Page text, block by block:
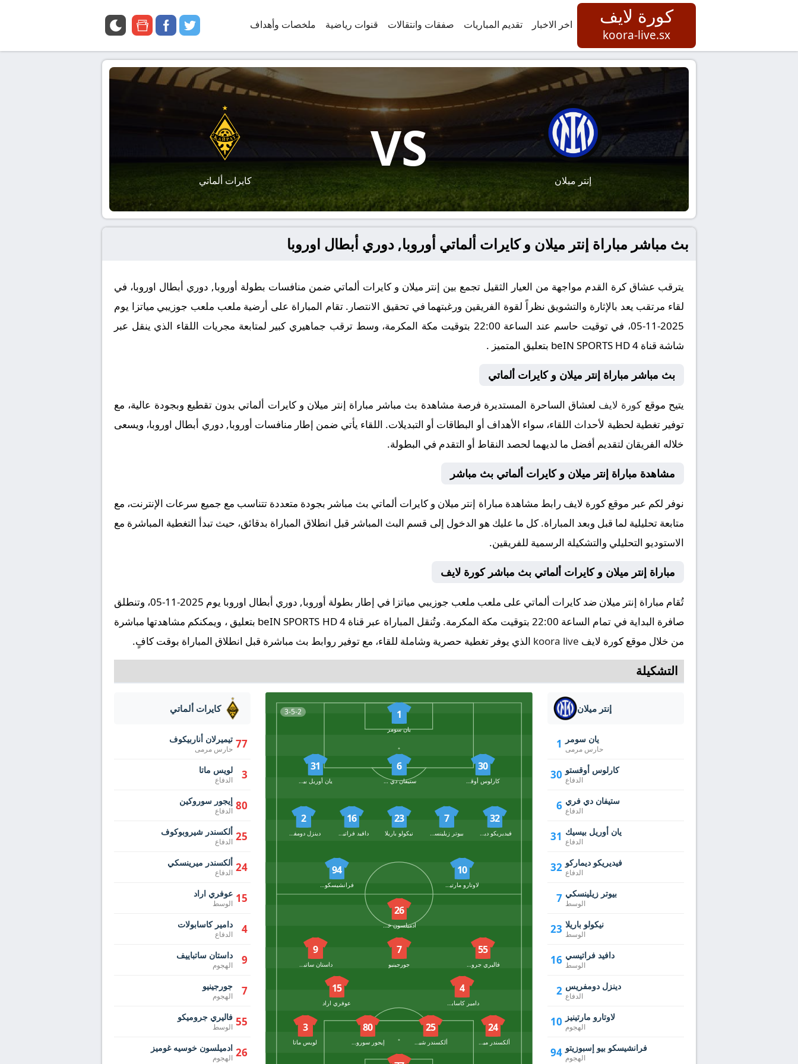
كورة لايف
koora-live.sx
اخر الاخبار تقديم المباريات صفقات وانتقالات قنوات رياضية ملخصات وأهداف twitter
facebook
google
إنتر ميلان
VS
كايرات ألماتي
بث مباشر مباراة إنتر ميلان و كايرات ألماتي أوروبا, دوري أبطال اوروبا
يترقب عشاق كرة القدم مواجهة من العيار الثقيل تجمع بين إنتر ميلان و كايرات ألماتي ضمن منافسات بطولة أوروبا, دوري أبطال اوروبا، في
لقاء مرتقب يعد بالإثارة والتشويق نظراً لقوة الفريقين ورغبتهما في تحقيق الانتصار. تقام المباراة على أرضية ملعب ملعب جوزيبي مياتزا يوم
2025-11-05، في توقيت حاسم عند الساعة 22:00 بتوقيت مكة المكرمة، وسط ترقب جماهيري كبير لمتابعة مجريات اللقاء الذي ينقل عبر
شاشة قناة beIN SPORTS HD 4 بتعليق المتميز .
بث مباشر مباراة إنتر ميلان و كايرات ألماتي
يتيح موقع كورة لايف لعشاق الساحرة المستديرة فرصة مشاهدة بث مباشر مباراة إنتر ميلان و كايرات ألماتي بدون تقطيع وبجودة عالية، مع
توفير تغطية لحظية لأحداث اللقاء، سواء الأهداف أو البطاقات أو التبديلات. اللقاء يأتي ضمن إطار منافسات أوروبا, دوري أبطال اوروبا، ويسعى
خلاله الفريقان لتقديم أفضل ما لديهما لحصد النقاط أو التقدم في البطولة.
مشاهدة مباراة إنتر ميلان و كايرات ألماتي بث مباشر
نوفر لكم عبر موقع كورة لايف رابط مشاهدة مباراة إنتر ميلان و كايرات ألماتي بث مباشر بجودة متعددة تتناسب مع جميع سرعات الإنترنت، مع
متابعة تحليلية لما قبل وبعد المباراة. كل ما عليك هو الدخول إلى قسم البث المباشر قبل انطلاق المباراة بدقائق، حيث تبدأ التغطية المباشرة مع
الاستوديو التحليلي والتشكيلة الرسمية للفريقين.
مباراة إنتر ميلان و كايرات ألماتي بث مباشر كورة لايف
تُقام مباراة إنتر ميلان ضد كايرات ألماتي على ملعب ملعب جوزيبي مياتزا في إطار بطولة أوروبا, دوري أبطال اوروبا يوم 2025-11-05، وتنطلق
صافرة البداية في تمام الساعة 22:00 بتوقيت مكة المكرمة. وتُنقل المباراة عبر قناة beIN SPORTS HD 4 بتعليق ، ويمكنكم مشاهدتها مباشرة
من خلال موقع كورة لايف koora live الذي يوفر تغطية حصرية وشاملة للقاء، مع توفير روابط بث مباشرة قبل انطلاق المباراة بوقت كافٍ.
التشكيلة
3-5-2 1
يان سومر
30
كارلوس أوقستو
6
ستيفان دي فري
31
يان أوريل بيسيك
32
7
23
نيكولو باريلا
16
2
10
لاوتارو مارتينيز
94
فرانشيسكو بيو إسبوزيتو
26
ادميلسون خوسيه غوميز
55
7
جورجينيو
9
4
دامير كاسابولات
15
عوفري اراد
24
25
80
إيجور سوروكين
3
لويس ماتا
إنتر ميلان
1 يان سومر
حارس مرمى
30 كارلوس أوقستو
الدفاع
6 ستيفان دي فري
الدفاع
31 يان أوريل بيسيك
الدفاع
32 فيديريكو ديماركو
الدفاع
7 بيوتر زيلينسكي
الوسط
23 نيكولو باريلا
الوسط
16 دافيد فراتيسي
الوسط
2 دينزل دومفريس
الدفاع
10 لاوتارو مارتينيز
الهجوم
94 فرانشيسكو بيو إسبوزيتو
الهجوم
كايرات ألماتي
77 تيميرلان أناربيكوف
حارس مرمى
3 لويس ماتا
الدفاع
80 إيجور سوروكين
الدفاع
25 ألكسندر شيروبوكوف
الدفاع
24 ألكسندر ميرينسكي
الدفاع
15 عوفري اراد
الوسط
4 دامير كاسابولات
الدفاع
9 داستان ساتباييف
الهجوم
7 جورجينيو
الهجوم
55 فاليري جروميكو
الوسط
26 ادميلسون خوسيه غوميز
الهجوم